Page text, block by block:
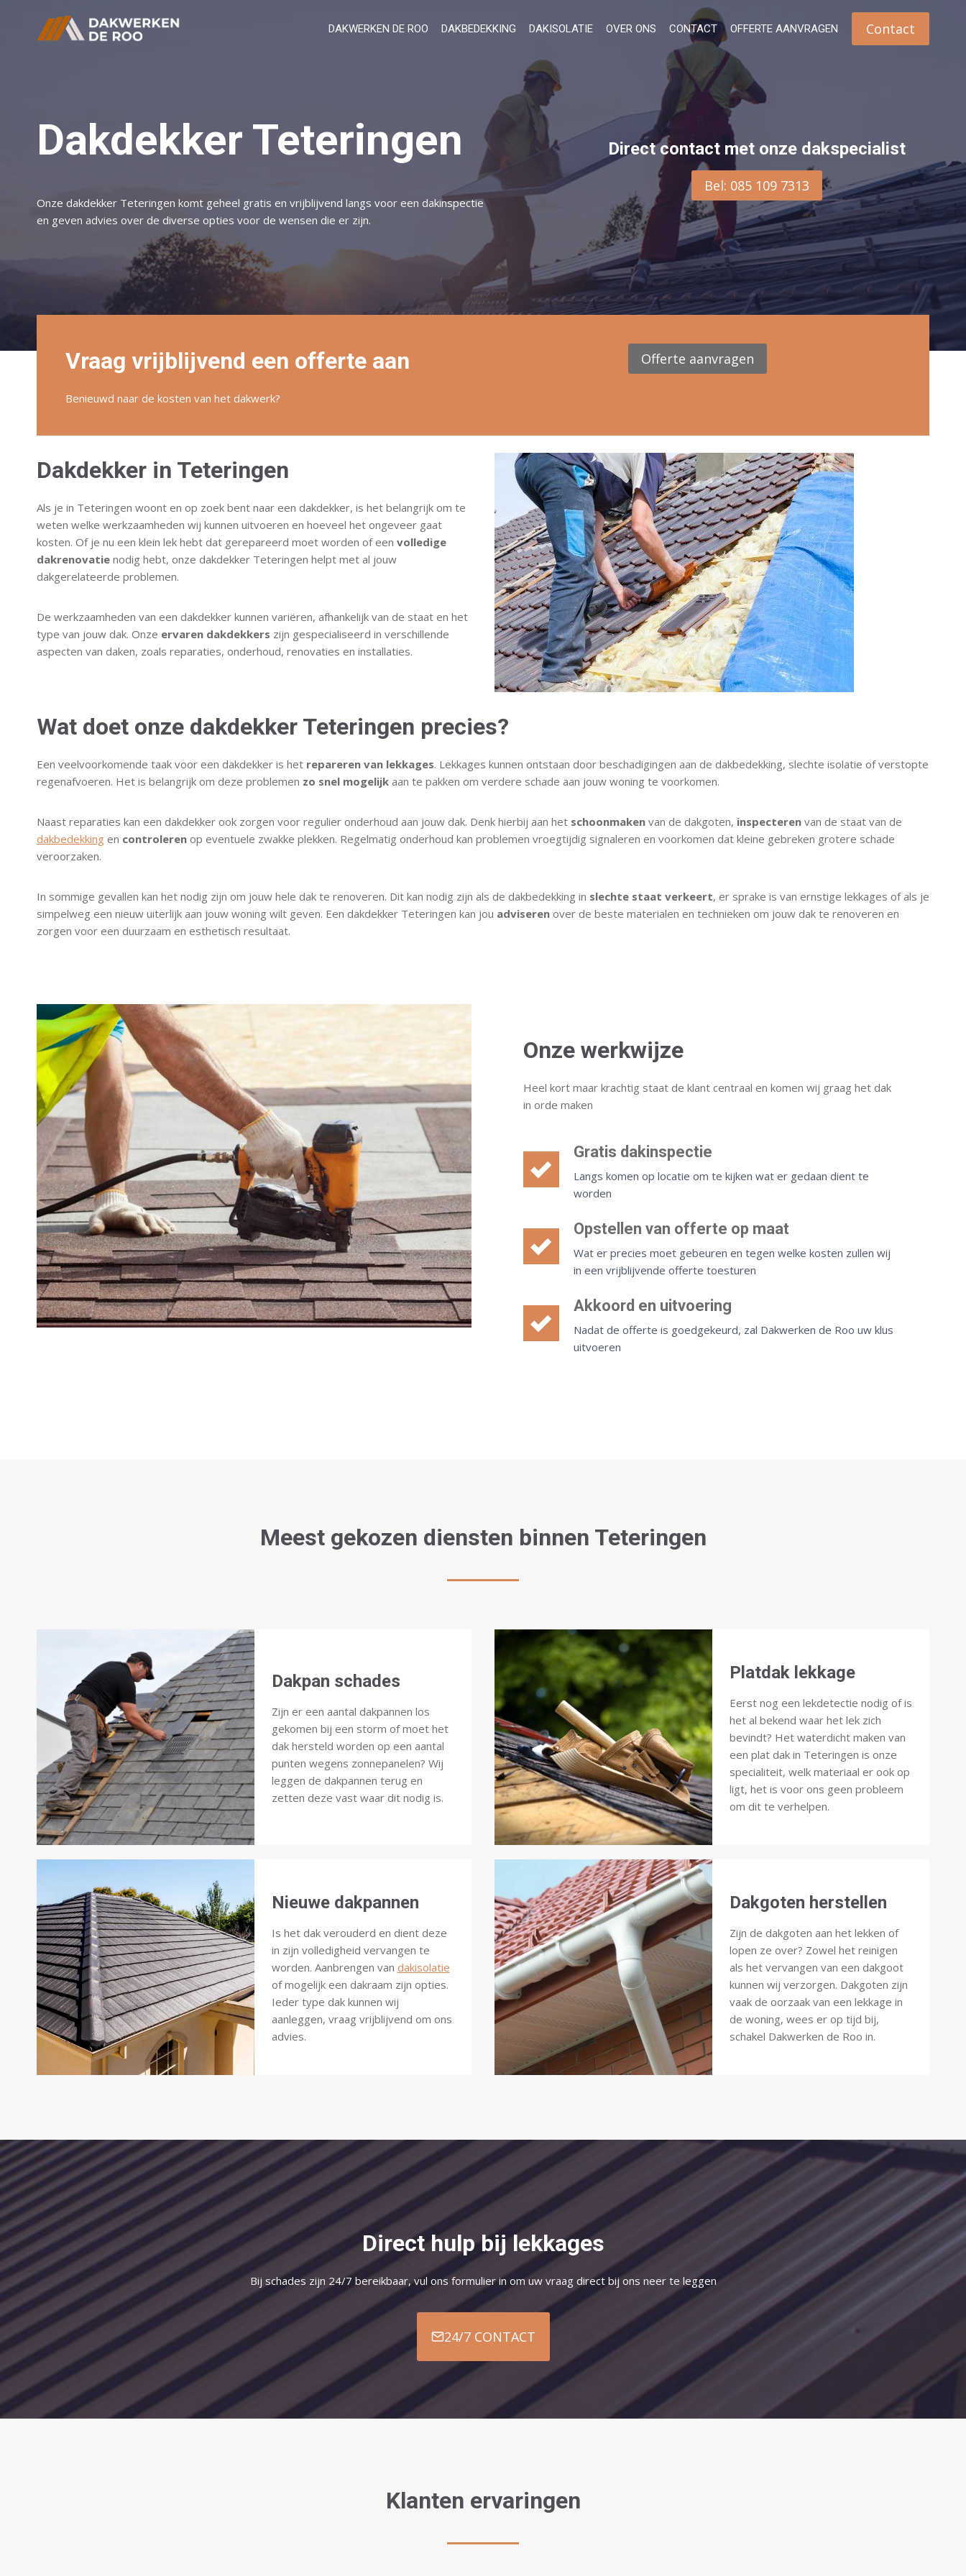
DAKWERKEN DE ROO DAKBEDEKKING DAKISOLATIE OVER ONS CONTACT OFFERTE AANVRAGEN Contact
Dakdekker Teteringen
Onze dakdekker Teteringen komt geheel gratis en vrijblijvend langs voor een dakinspectie
en geven advies over de diverse opties voor de wensen die er zijn.
Direct contact met onze dakspecialist
Bel: 085 109 7313
Vraag vrijblijvend een offerte aan
Benieuwd naar de kosten van het dakwerk?
Offerte aanvragen
Dakdekker in Teteringen
Als je in Teteringen woont en op zoek bent naar een dakdekker, is het belangrijk om te
weten welke werkzaamheden wij kunnen uitvoeren en hoeveel het ongeveer gaat
kosten. Of je nu een klein lek hebt dat gerepareerd moet worden of een volledige
dakrenovatie nodig hebt, onze dakdekker Teteringen helpt met al jouw
dakgerelateerde problemen.
De werkzaamheden van een dakdekker kunnen variëren, afhankelijk van de staat en het
type van jouw dak. Onze ervaren dakdekkers zijn gespecialiseerd in verschillende
aspecten van daken, zoals reparaties, onderhoud, renovaties en installaties.
Wat doet onze dakdekker Teteringen precies?
Een veelvoorkomende taak voor een dakdekker is het repareren van lekkages. Lekkages kunnen ontstaan door beschadigingen aan de dakbedekking, slechte isolatie of verstopte
regenafvoeren. Het is belangrijk om deze problemen zo snel mogelijk aan te pakken om verdere schade aan jouw woning te voorkomen.
Naast reparaties kan een dakdekker ook zorgen voor regulier onderhoud aan jouw dak. Denk hierbij aan het schoonmaken van de dakgoten, inspecteren van de staat van de
dakbedekking en controleren op eventuele zwakke plekken. Regelmatig onderhoud kan problemen vroegtijdig signaleren en voorkomen dat kleine gebreken grotere schade
veroorzaken.
In sommige gevallen kan het nodig zijn om jouw hele dak te renoveren. Dit kan nodig zijn als de dakbedekking in slechte staat verkeert, er sprake is van ernstige lekkages of als je
simpelweg een nieuw uiterlijk aan jouw woning wilt geven. Een dakdekker Teteringen kan jou adviseren over de beste materialen en technieken om jouw dak te renoveren en
zorgen voor een duurzaam en esthetisch resultaat.
Onze werkwijze
Heel kort maar krachtig staat de klant centraal en komen wij graag het dak
in orde maken
Gratis dakinspectie
Langs komen op locatie om te kijken wat er gedaan dient te
worden
Opstellen van offerte op maat
Wat er precies moet gebeuren en tegen welke kosten zullen wij
in een vrijblijvende offerte toesturen
Akkoord en uitvoering
Nadat de offerte is goedgekeurd, zal Dakwerken de Roo uw klus
uitvoeren
Meest gekozen diensten binnen Teteringen
Dakpan schades
Zijn er een aantal dakpannen los
gekomen bij een storm of moet het
dak hersteld worden op een aantal
punten wegens zonnepanelen? Wij
leggen de dakpannen terug en
zetten deze vast waar dit nodig is.
Nieuwe dakpannen
Is het dak verouderd en dient deze
in zijn volledigheid vervangen te
worden. Aanbrengen van dakisolatie
of mogelijk een dakraam zijn opties.
Ieder type dak kunnen wij
aanleggen, vraag vrijblijvend om ons
advies.
Platdak lekkage
Eerst nog een lekdetectie nodig of is
het al bekend waar het lek zich
bevindt? Het waterdicht maken van
een plat dak in Teteringen is onze
specialiteit, welk materiaal er ook op
ligt, het is voor ons geen probleem
om dit te verhelpen.
Dakgoten herstellen
Zijn de dakgoten aan het lekken of
lopen ze over? Zowel het reinigen
als het vervangen van een dakgoot
kunnen wij verzorgen. Dakgoten zijn
vaak de oorzaak van een lekkage in
de woning, wees er op tijd bij,
schakel Dakwerken de Roo in.
Direct hulp bij lekkages
Bij schades zijn 24/7 bereikbaar, vul ons formulier in om uw vraag direct bij ons neer te leggen
24/7 CONTACT
Klanten ervaringen